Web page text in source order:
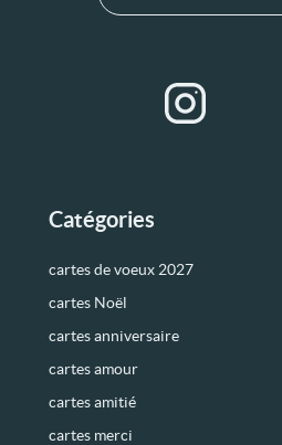
Catégories
cartes de voeux 2027
cartes Noël
cartes anniversaire
cartes amour
cartes amitié
cartes merci